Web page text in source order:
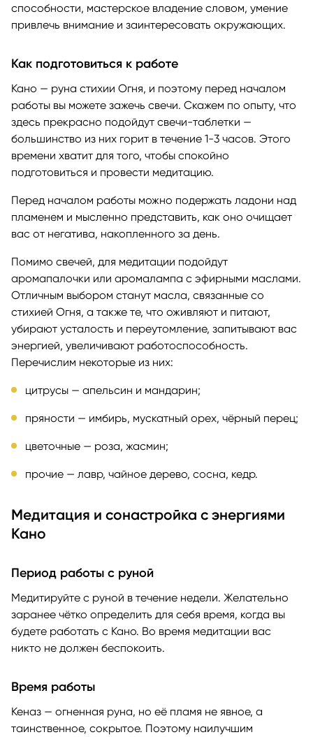
способности, мастерское владение словом, умение
привлечь внимание и заинтересовать окружающих.
Как подготовиться к работе
Кано — руна стихии Огня, и поэтому перед началом
работы вы можете зажечь свечи. Скажем по опыту, что
здесь прекрасно подойдут свечи-таблетки —
большинство из них горит в течение 1-3 часов. Этого
времени хватит для того, чтобы спокойно
подготовиться и провести медитацию.
Перед началом работы можно подержать ладони над
пламенем и мысленно представить, как оно очищает
вас от негатива, накопленного за день.
Помимо свечей, для медитации подойдут
аромапалочки или аромалампа с эфирными маслами.
Отличным выбором станут масла, связанные со
стихией Огня, а также те, что оживляют и питают,
убирают усталость и переутомление, запитывают вас
энергией, увеличивают работоспособность.
Перечислим некоторые из них:
цитрусы — апельсин и мандарин;
пряности — имбирь, мускатный орех, чёрный перец;
цветочные — роза, жасмин;
прочие — лавр, чайное дерево, сосна, кедр.
Медитация и сонастройка с энергиями
Кано
Период работы с руной
Медитируйте с руной в течение недели. Желательно
заранее чётко определить для себя время, когда вы
будете работать с Кано. Во время медитации вас
никто не должен беспокоить.
Время работы
Кеназ — огненная руна, но её пламя не явное, а
таинственное, сокрытое. Поэтому наилучшим